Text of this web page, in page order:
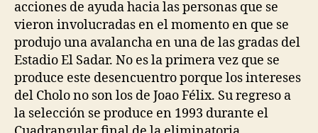
acciones de ayuda hacia las personas que se
vieron involucradas en el momento en que se
produjo una avalancha en una de las gradas del
Estadio El Sadar. No es la primera vez que se
produce este desencuentro porque los intereses
del Cholo no son los de Joao Félix. Su regreso a
la selección se produce en 1993 durante el